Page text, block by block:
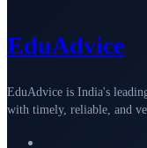
EduAdvice
EduAdvice is India's
with timely, reliable, and